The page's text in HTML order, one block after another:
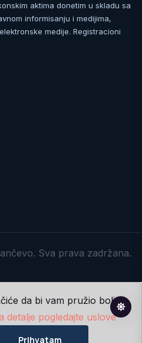
aktima donetim u skladu sa
informisanju i medijima,
medije. Registracioni
Sva prava zadržana.
da bi vam pružio bolje
detalje pogledajte uslove
Prihvatam